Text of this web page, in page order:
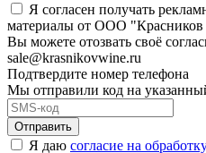
Я согласен получать
материалы от ООО "Красников
Вы можете отозвать своё
sale@krasnikovwine.ru
Подтвердите номер телефона
Мы отправили код на
Отправить
Я даю согласие на